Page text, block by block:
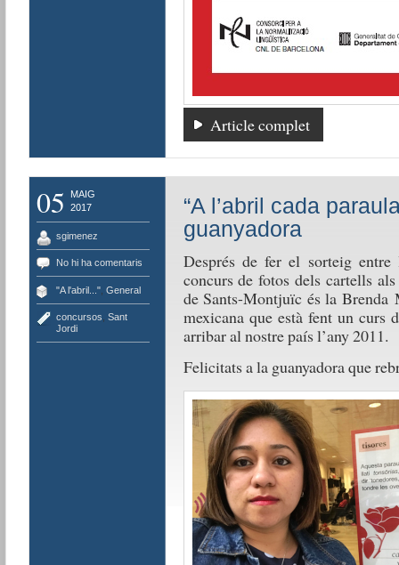
Article complet
05
MAIG
2017
sgimenez
No hi ha comentaris
"A l'abril...", General
concursos Sant
Jordi
“A l’abril cada
guanyadora
Després de fer el sorteig entre
concurs de fotos dels cartells
de Sants-Montjuïc és la Brenda
mexicana que està fent un curs
arribar al nostre país l’any 2011.
Felicitats a la guanyadora que